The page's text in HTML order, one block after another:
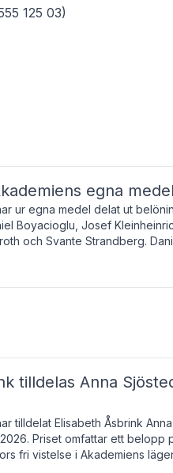
125 03)
egna medel
ur egna medel delat ut
Boyacioglu, Josef
och Svante Strandberg.
Josef
tilldelas Anna
tilldelat Elisabeth Åsbrink
Priset omfattar ett belopp
fri vistelse i Akademiens